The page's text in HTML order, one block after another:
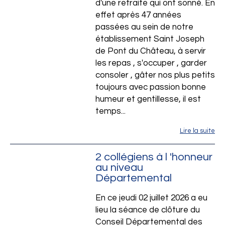
d'une retraite qui ont sonné. En
effet après 47 années
passées au sein de notre
établissement Saint Joseph
de Pont du Château, à servir
les repas , s'occuper , garder
consoler , gâter nos plus petits
toujours avec passion bonne
humeur et gentillesse, il est
temps...
Lire la suite
2 collégiens à l 'honneur
au niveau
Départemental
En ce jeudi 02 juillet 2026 a eu
lieu la séance de clôture du
Conseil Départemental des